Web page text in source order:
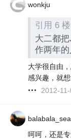
wonkju
引用 6
大二都
作两年的
大学很自由
感兴趣，就想
2012-
呵呵，还是